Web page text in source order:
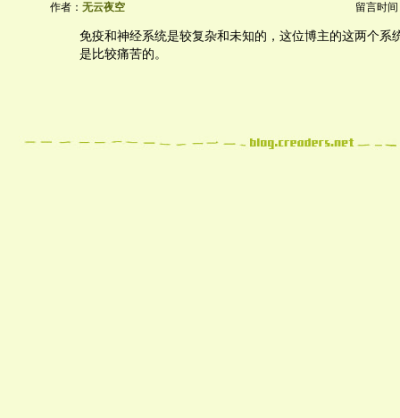
作者： 无云夜空 留言时间
免疫和神经系统是较复杂和未知的，这位博主的这两个系
是比较痛苦的。